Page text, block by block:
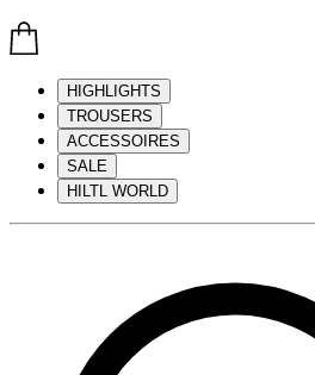
HIGHLIGHTS
TROUSERS
ACCESSOIRES
SALE
HILTL WORLD